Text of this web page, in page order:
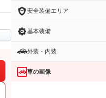
安全装備エリア
基本装備
外装・内装
車の画像